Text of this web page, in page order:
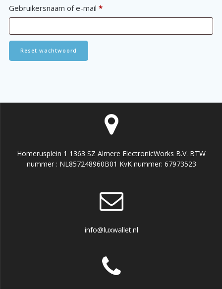
Gebruikersnaam of e-mail *Vereist
Reset wachtwoord
Homerusplein 1 1363 SZ Almere ElectronicWorks B.V. BTW
nummer : NL857248960B01 KvK nummer: 67973523
info@luxwallet.nl